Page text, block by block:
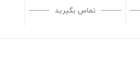
تماس بگیرید